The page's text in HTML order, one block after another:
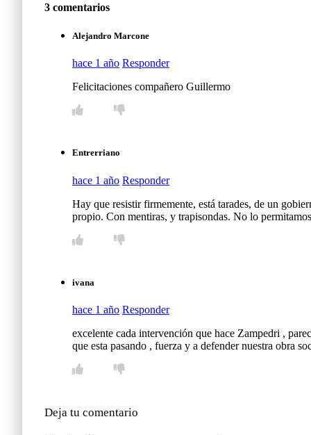
3 comentarios
Alejandro Marcone
hace 1 año Responder
Felicitaciones compañero Guillermo
Entrerriano
hace 1 año Responder
Hay que resistir firmemente, está tarades, de un
propio. Con mentiras, y trapisondas. No lo
ivana
hace 1 año Responder
excelente cada intervención que hace Zampedri ,
que esta pasando , fuerza y a defender nuestra obra
Deja tu comentario